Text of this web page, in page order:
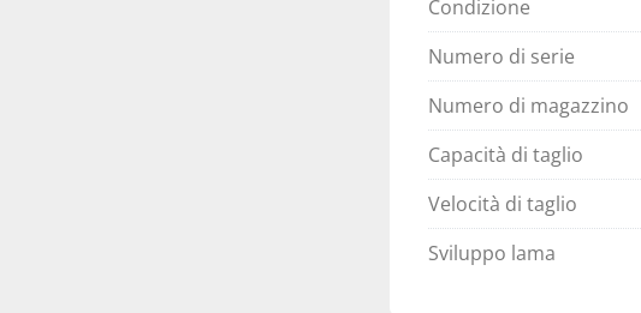
Condizione
Numero di serie
Numero di magazzino
Capacità di taglio
Velocità di taglio
Sviluppo lama